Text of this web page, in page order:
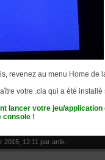
revenez au menu Home de
votre .cia qui a été installé
lancer votre jeu/application
console !
2015, 12:11 par artik